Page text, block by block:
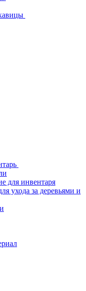
для инвентаря
ухода за деревьями и